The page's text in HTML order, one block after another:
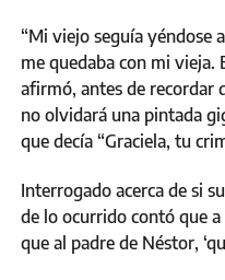
“Mi viejo seguía yéndose
me quedaba con mi vieja.
afirmó, antes de recordar
no olvidará una pintada
que decía “Graciela, tu
Interrogado acerca de si
de lo ocurrido contó que
que al padre de Néstor,